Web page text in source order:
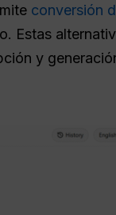
conversión
Estas
y